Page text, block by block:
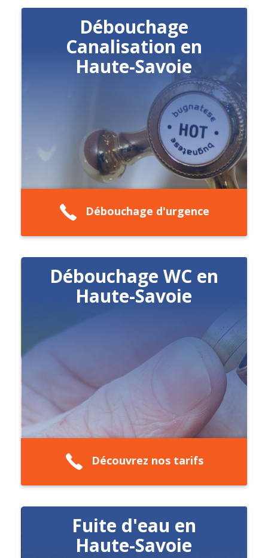
Débouchage
Canalisation en
Haute-Savoie
Débouchage d'urgence
Débouchage WC en
Haute-Savoie
Découvrez nos tarifs
Fuite d'eau en
Haute-Savoie